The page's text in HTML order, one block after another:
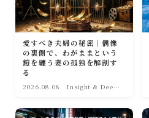
運営者へのご連絡
愛すべき夫婦の秘密｜偶像
の裏側で、わがままという
鎧を纏う妻の孤独を解剖す
る
2026.08.08
Insight & Deep